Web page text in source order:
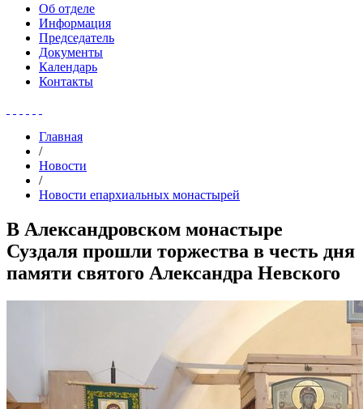
Об отделе
Информация
Председатель
Документы
Календарь
Контакты
Главная
/
Новости
/
Новости епархиальных монастырей
В Александровском монастыре
Суздаля прошли торжества в честь дня
памяти святого Александра Невского